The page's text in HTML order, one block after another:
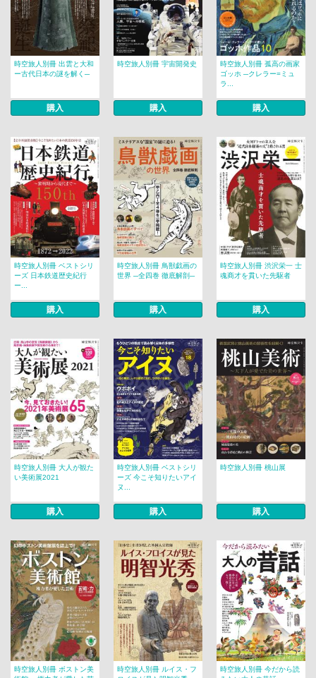
時空旅人別冊 出雲と大和
ー古代日本の謎を解く─
購入
時空旅人別冊 宇宙開発史
購入
時空旅人別冊 孤高の画家
ゴッホ ─クレラー=ミュ
ラ...
購入
時空旅人別冊 ベストシリ
ーズ 日本鉄道歴史紀行
ー...
購入
時空旅人別冊 鳥獣戯画の
世界 ─全四巻 徹底解剖─
購入
時空旅人別冊 渋沢栄一 士
魂商才を貫いた先駆者
購入
時空旅人別冊 大人が観た
い美術展2021
購入
時空旅人別冊 ベストシリ
ーズ 今こそ知りたいアイ
ヌ...
購入
時空旅人別冊 桃山展
購入
時空旅人別冊 ボストン美
時空旅人別冊 ルイス・フ
時空旅人別冊 今だから読